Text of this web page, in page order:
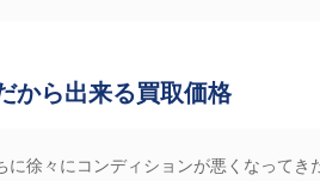
から出来る買取価格
に徐々にコンディションが悪くなってき